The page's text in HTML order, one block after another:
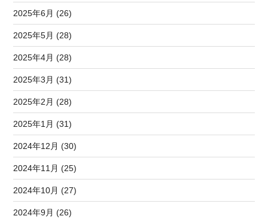
2025年6月 (26)
2025年5月 (28)
2025年4月 (28)
2025年3月 (31)
2025年2月 (28)
2025年1月 (31)
2024年12月 (30)
2024年11月 (25)
2024年10月 (27)
2024年9月 (26)